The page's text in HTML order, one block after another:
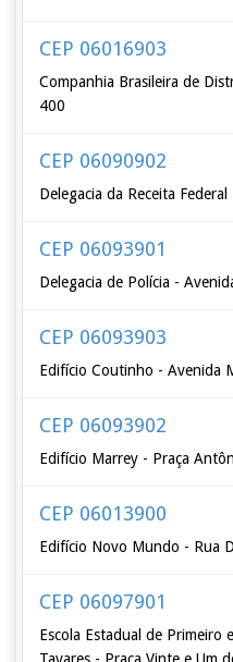
CEP 06016903
Companhia Brasileira de
400
CEP 06090902
Delegacia da Receita
CEP 06093901
Delegacia de Polícia -
CEP 06093903
Edifício Coutinho - Avenida
CEP 06093902
Edifício Marrey - Praça
CEP 06013900
Edifício Novo Mundo - Rua
CEP 06097901
Escola Estadual de Primeiro